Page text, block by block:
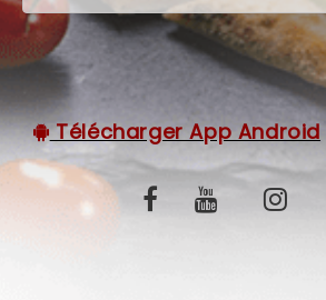
Télécharger App Android